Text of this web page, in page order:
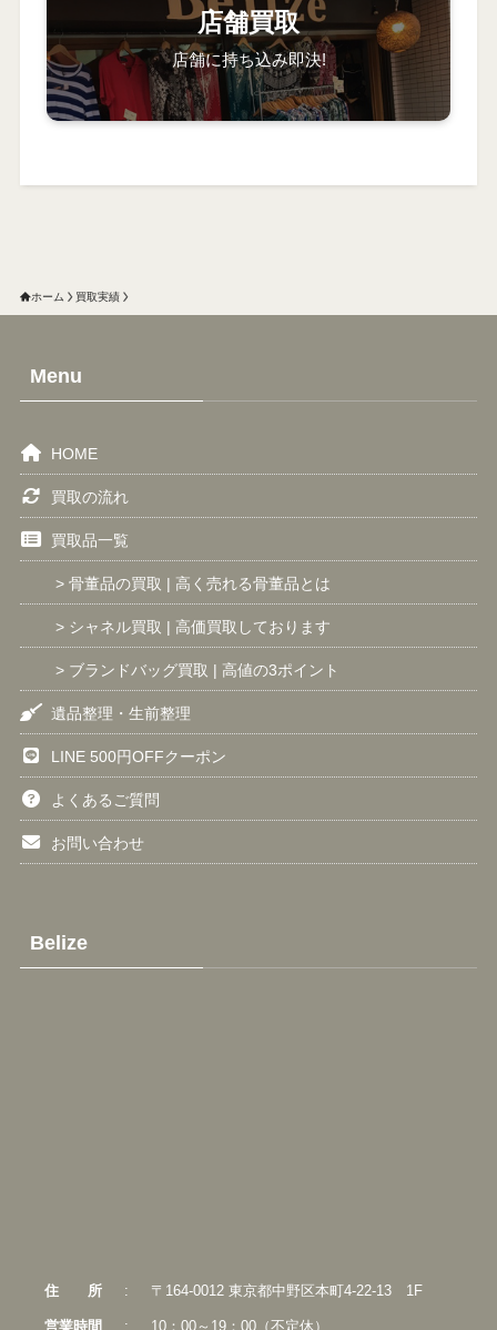
店舗買取
店舗に持ち込み即決!
ホーム 買取実績
Menu
HOME
買取の流れ
買取品一覧
> 骨董品の買取 | 高く売れる骨董品とは
> シャネル買取 | 高価買取しております
> ブランドバッグ買取 | 高値の3ポイント
遺品整理・生前整理
LINE 500円OFFクーポン
よくあるご質問
お問い合わせ
Belize
住 所 : 〒164-0012 東京都中野区本町4-22-13 1F
営業時間 : 10：00～19：00（不定休）